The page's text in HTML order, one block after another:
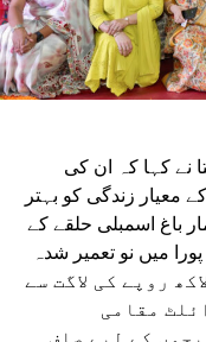
نے کہا کہ ان کی
معیار زندگی کو بہتر
باغ اسمبلی حلقے کے
میں نو تعمیر شدہ
کمیونٹی ٹوائلٹ کا افتتاح کیا۔ تقریباً 21 لاکھ روپے کی لاگت سے
مقامی
کے لیے صاف